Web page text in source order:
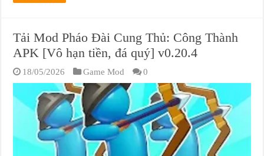
Tải Mod Pháo Đài Cung Thủ: Công Thành
APK [Vô hạn tiền, đá quý] v0.20.4
18/05/2026 Game Mod 0